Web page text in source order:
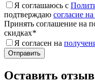
Я соглашаюсь с
подтверждаю согласие
Принять соглашение на
скидках*
Я согласен на
Оставить отзыв